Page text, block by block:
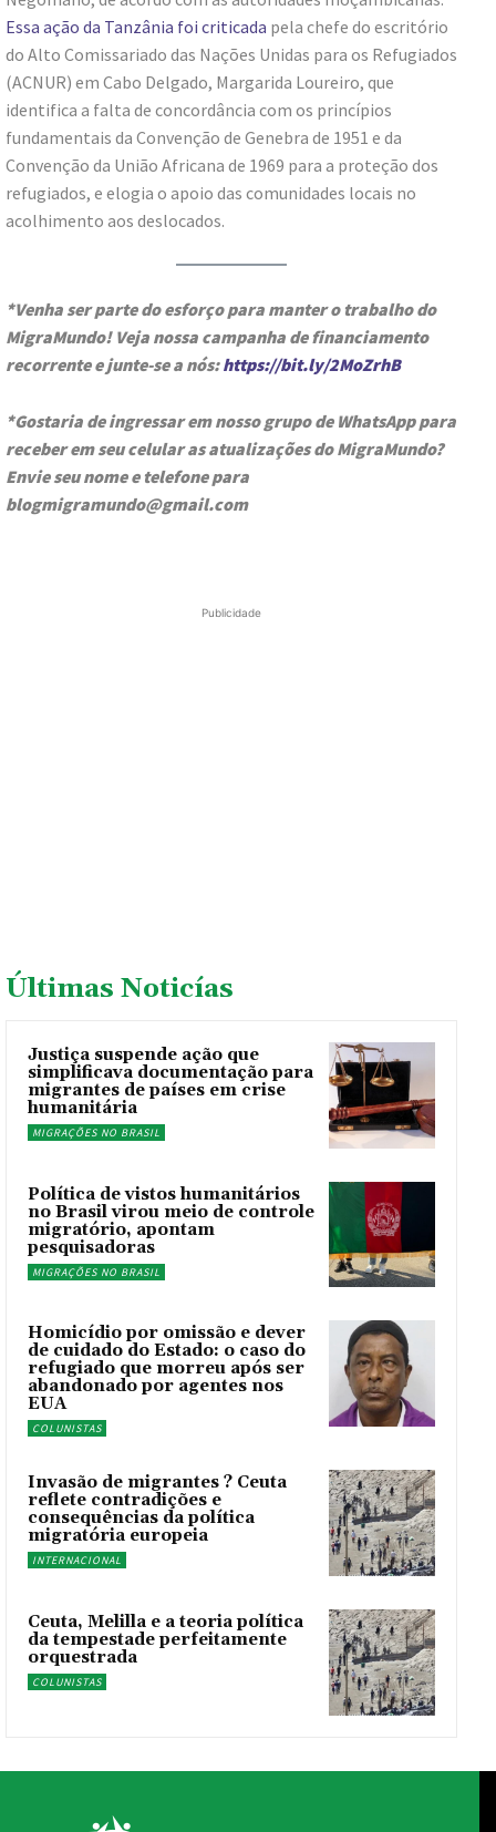
Essa ação da Tanzânia foi criticada pela chefe do escritório
do Alto Comissariado das Nações Unidas para os Refugiados
(ACNUR) em Cabo Delgado, Margarida Loureiro, que
identifica a falta de concordância com os princípios
fundamentais da Convenção de Genebra de 1951 e da
Convenção da União Africana de 1969 para a proteção dos
refugiados, e elogia o apoio das comunidades locais no
acolhimento aos deslocados.
*Venha ser parte do esforço para manter o trabalho do
MigraMundo! Veja nossa campanha de financiamento
recorrente e junte-se a nós:https://bit.ly/2MoZrhB
*Gostaria de ingressar em nosso grupo de WhatsApp para
receber em seu celular as atualizações do MigraMundo?
Envie seu nome e telefone para
blogmigramundo@gmail.com
Publicidade
Últimas Noticías
Justiça suspende ação que
simplificava documentação para
migrantes de países em crise
humanitária
MIGRAÇÕES NO BRASIL
Política de vistos humanitários
no Brasil virou meio de controle
migratório, apontam
pesquisadoras
MIGRAÇÕES NO BRASIL
Homicídio por omissão e dever
de cuidado do Estado: o caso do
refugiado que morreu após ser
abandonado por agentes nos
EUA
COLUNISTAS
Invasão de migrantes ? Ceuta
reflete contradições e
consequências da política
migratória europeia
INTERNACIONAL
Ceuta, Melilla e a teoria política
da tempestade perfeitamente
orquestrada
COLUNISTAS